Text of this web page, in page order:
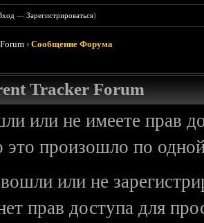
—Зарегистрироваться)
›Сообщение Форума
Tracker Forum
или не имеете прав
произошло по
или не
прав доступа для